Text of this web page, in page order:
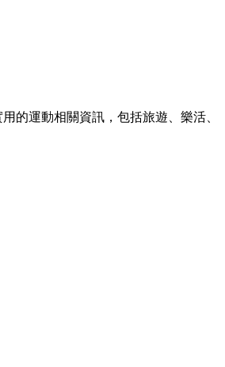
的運動相關資訊，包括旅遊、樂活、